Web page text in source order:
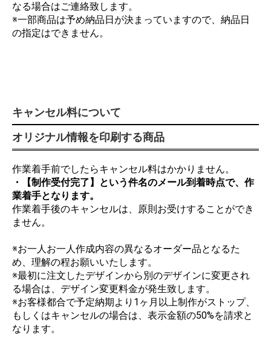
なる場合はご連絡致します。
※一部商品は予め納品日が決まっていますので、納品日
の指定はできません。
キャンセル料について
オリジナル情報を印刷する商品
作業着手前でしたらキャンセル料はかかりません。
・【制作受付完了】という件名のメール到着時点で、作
業着手となります。
作業着手後のキャンセルは、原則お受けすることができ
ません。
※お一人お一人作成内容の異なるオーダー品となるた
め、理解の程お願いいたします。
※最初に注文したデザインから別のデザインに変更され
る場合は、デザイン変更料金が発生致します。
※お客様都合で予定納期より1ヶ月以上制作がストップ、
もしくはキャンセルの場合は、表示金額の50%を請求と
なります。